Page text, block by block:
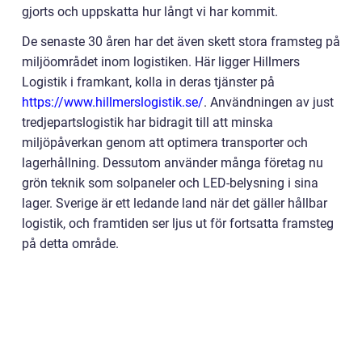
gjorts och uppskatta hur långt vi har kommit.
De senaste 30 åren har det även skett stora framsteg på
miljöområdet inom logistiken. Här ligger Hillmers
Logistik i framkant, kolla in deras tjänster på
https://www.hillmerslogistik.se/. Användningen av just
tredjepartslogistik har bidragit till att minska
miljöpåverkan genom att optimera transporter och
lagerhållning. Dessutom använder många företag nu
grön teknik som solpaneler och LED-belysning i sina
lager. Sverige är ett ledande land när det gäller hållbar
logistik, och framtiden ser ljus ut för fortsatta framsteg
på detta område.